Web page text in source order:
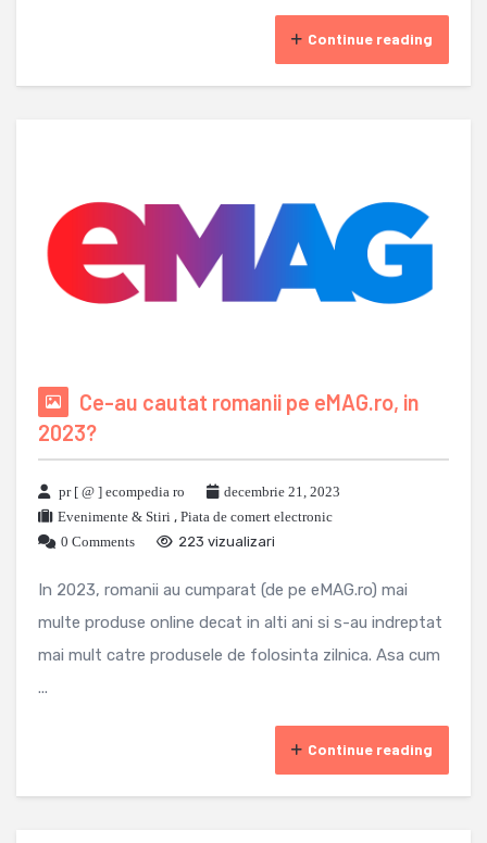
Continue reading
Ce-au cautat romanii pe eMAG.ro, in
2023?
pr [ @ ] ecompedia ro
decembrie 21, 2023
Evenimente & Stiri , Piata de comert electronic
0 Comments
223 vizualizari
In 2023, romanii au cumparat (de pe eMAG.ro) mai
multe produse online decat in alti ani si s-au indreptat
mai mult catre produsele de folosinta zilnica. Asa cum
...
Continue reading